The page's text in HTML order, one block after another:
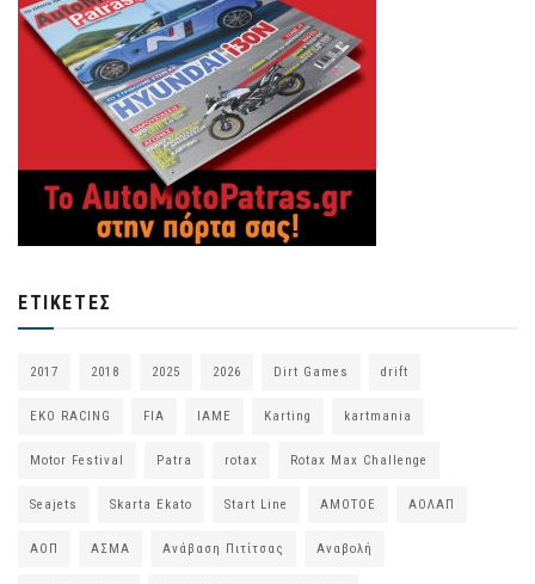
ΕΤΙΚΈΤΕΣ
2017 2018 2025 2026 Dirt Games drift
EKO RACING FIA IAME Karting kartmania
Motor Festival Patra rotax Rotax Max Challenge
Seajets Skarta Ekato Start Line ΑΜΟΤΟΕ ΑΟΛΑΠ
ΑΟΠ ΑΣΜΑ Ανάβαση Πιτίτσας Αναβολή